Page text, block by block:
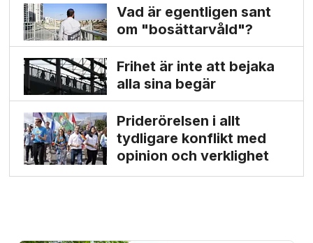
Vad är egentligen sant
om "bosättarvåld"?
Frihet är inte att bejaka
alla sina begär
Priderörelsen i allt
tydligare konflikt med
opinion och verklighet